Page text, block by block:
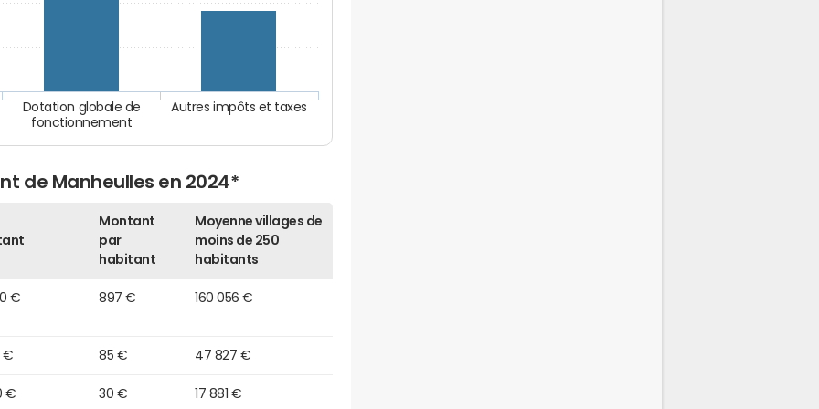
Autres impôts et taxes
Dotation globale de
fonctionnement
de Manheulles en 2024*
Montant
par
habitant
Moyenne villages de
moins de 250
habitants
€ 897 € 160 056 €
€ 85 € 47 827 €
€ 30 € 17 881 €